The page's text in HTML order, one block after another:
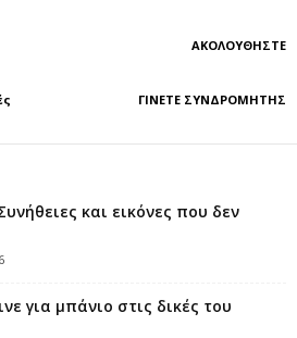
ΑΚΟΛΟΥΘΉΣΤΕ
ΓΊΝΕΤΕ ΣΥΝΔΡΟΜΗΤΉΣ
και εικόνες που δεν
για μπάνιο στις δικές του